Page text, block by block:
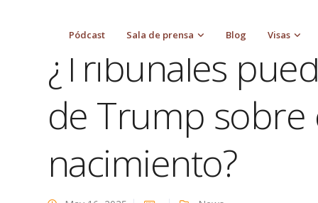
Pódcast Sala de prensa Blog Visas
nacimiento?
¿Tribunales
de Trump
nacimiento?